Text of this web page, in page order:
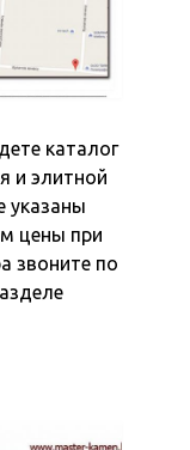
каталог
и элитной
указаны
цены при
звоните по